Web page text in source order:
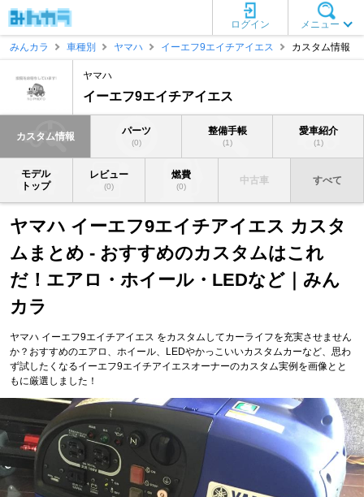
メニュー
ログイン
みんカラ
車種別 ヤマハ イーエフ9エイチアイエス カスタム情報
ヤマハ
イーエフ9エイチアイエス
カスタム情報 パーツ
(0)
整備手帳
(1)
愛車紹介
(1)
モデル
トップ
レビュー
(0)
燃費
(0)
中古車 すべて
ヤマハ イーエフ9エイチアイエス カスタ
ムまとめ - おすすめのカスタムはこれ
だ！エアロ・ホイール・LEDなど｜みん
カラ
ヤマハ イーエフ9エイチアイエス をカスタムしてカーライフを充実させません
か？おすすめのエアロ、ホイール、LEDやかっこいいカスタムカーなど、思わ
ず試したくなるイーエフ9エイチアイエスオーナーのカスタム実例を画像とと
もに厳選しました！